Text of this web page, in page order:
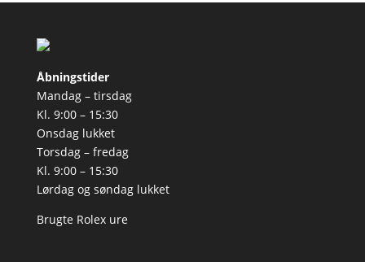
Åbningstider
Mandag – tirsdag
Kl. 9:00 – 15:30
Onsdag lukket
Torsdag – fredag
Kl. 9:00 – 15:30
Lørdag og søndag lukket
Brugte Rolex ure